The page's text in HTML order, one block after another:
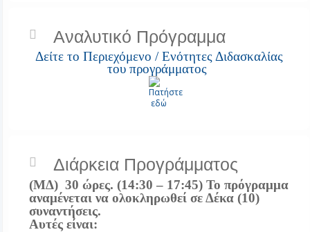
Αναλυτικό Πρόγραμμα
Δείτε το Περιεχόμενο / Ενότητες Διδασκαλίας
του προγράμματος
Διάρκεια Προγράμματος
(ΜΔ) 30 ώρες. (14:30 – 17:45) Το πρόγραμμα
αναμένεται να ολοκληρωθεί σε Δέκα (10)
συναντήσεις.
Αυτές είναι: